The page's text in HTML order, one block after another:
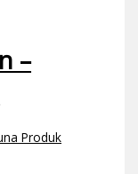
–
Produk